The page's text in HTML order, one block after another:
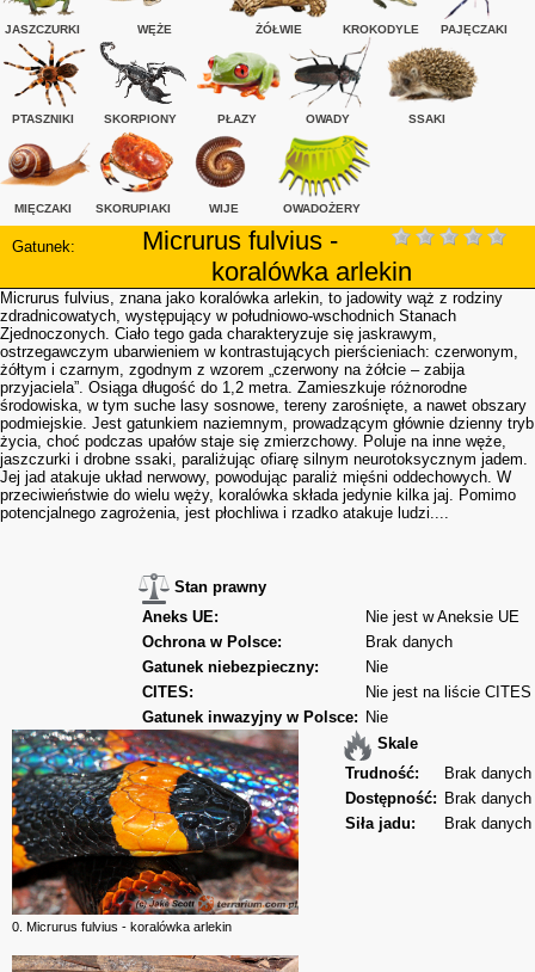
JASZCZURKI WĘŻE ŻÓŁWIE KROKODYLE PAJĘCZAKI
PTASZNIKI SKORPIONY PŁAZY OWADY SSAKI
MIĘCZAKI SKORUPIAKI WIJE OWADOŻERY
Gatunek:
Micrurus fulvius -
koralówka arlekin
Micrurus fulvius, znana jako koralówka arlekin, to jadowity wąż z rodziny
zdradnicowatych, występujący w południowo-wschodnich Stanach
Zjednoczonych. Ciało tego gada charakteryzuje się jaskrawym,
ostrzegawczym ubarwieniem w kontrastujących pierścieniach: czerwonym,
żółtym i czarnym, zgodnym z wzorem „czerwony na żółcie – zabija
przyjaciela”. Osiąga długość do 1,2 metra. Zamieszkuje różnorodne
środowiska, w tym suche lasy sosnowe, tereny zarośnięte, a nawet obszary
podmiejskie. Jest gatunkiem naziemnym, prowadzącym głównie dzienny tryb
życia, choć podczas upałów staje się zmierzchowy. Poluje na inne węże,
jaszczurki i drobne ssaki, paraliżując ofiarę silnym neurotoksycznym jadem.
Jej jad atakuje układ nerwowy, powodując paraliż mięśni oddechowych. W
przeciwieństwie do wielu węży, koralówka składa jedynie kilka jaj. Pomimo
potencjalnego zagrożenia, jest płochliwa i rzadko atakuje ludzi....
Stan prawny
Aneks UE:
Nie jest w Aneksie UE
Ochrona w Polsce:
Brak danych
Gatunek niebezpieczny:
Nie
CITES:
Nie jest na liście CITES
Gatunek inwazyjny w Polsce: Nie
Skale
Trudność:
Brak danych
Dostępność: Brak danych
Siła jadu:
Brak danych
0. Micrurus fulvius - koralówka arlekin